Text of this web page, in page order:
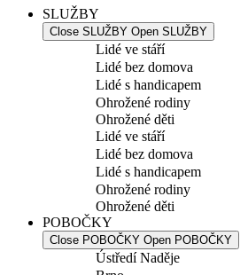
SLUŽBY
Close SLUŽBY Open SLUŽBY
Lidé ve stáří
Lidé bez domova
Lidé s handicapem
Ohrožené rodiny
Ohrožené děti
Lidé ve stáří
Lidé bez domova
Lidé s handicapem
Ohrožené rodiny
Ohrožené děti
POBOČKY
Close POBOČKY Open POBOČKY
Ústředí Naděje